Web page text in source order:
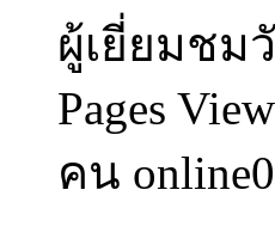
ผู้เยี่ยมชม
Pages View
คน online